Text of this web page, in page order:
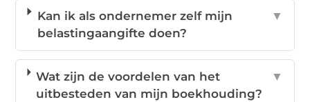
Kan ik als ondernemer zelf mijn
belastingaangifte doen?
▼
Wat zijn de voordelen van het
uitbesteden van mijn boekhouding?
▼